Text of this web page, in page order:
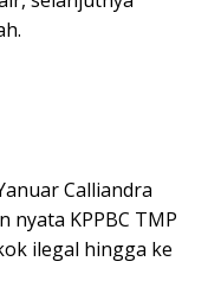
Calliandra
nyata KPPBC TMP
ilegal hingga ke